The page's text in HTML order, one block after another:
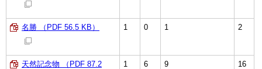
名勝 （PDF 56.5 KB） 1 0 1 2
天然記念物 （PDF 87.2
1 6 9 16